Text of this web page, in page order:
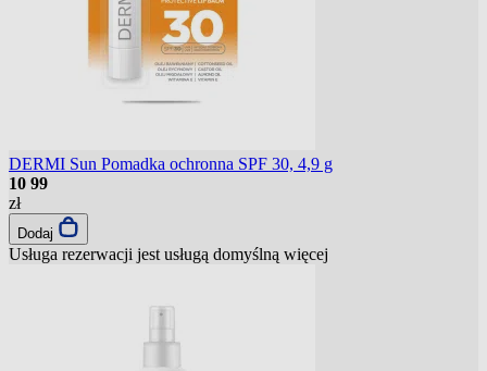
DERMI Sun Pomadka ochronna SPF 30, 4,9 g
10 99
zł
Dodaj
Usługa rezerwacji jest usługą domyślną więcej